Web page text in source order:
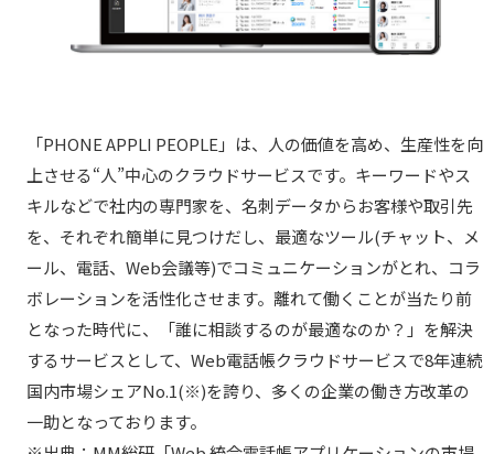
「PHONE APPLI PEOPLE」は、人の価値を高め、生産性を向
上させる“人”中心のクラウドサービスです。キーワードやス
キルなどで社内の専門家を、名刺データからお客様や取引先
を、それぞれ簡単に見つけだし、最適なツール(チャット、メ
ール、電話、Web会議等)でコミュニケーションがとれ、コラ
ボレーションを活性化させます。離れて働くことが当たり前
となった時代に、「誰に相談するのが最適なのか？」を解決
するサービスとして、Web電話帳クラウドサービスで8年連続
国内市場シェアNo.1(※)を誇り、多くの企業の働き方改革の
一助となっております。